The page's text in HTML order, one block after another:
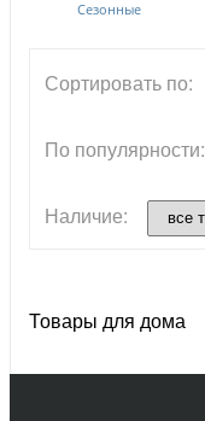
Сезонные
Сортировать по:
По популярности:
Наличие:
Товары для дома